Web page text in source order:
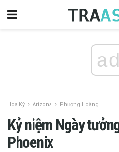
ad
Hoa Kỳ Arizona Phượng Hoàng
Kỷ niệm Ngày
Phoenix